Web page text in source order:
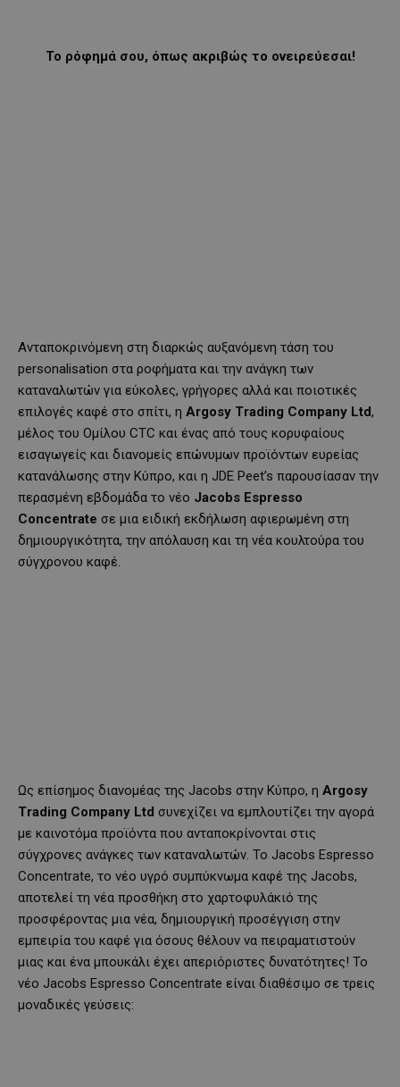
Το ρόφημά σου, όπως ακριβώς το ονειρεύεσαι!
Ανταποκρινόμενη στη διαρκώς αυξανόμενη τάση του
personalisation στα ροφήματα και την ανάγκη των
καταναλωτών για εύκολες, γρήγορες αλλά και ποιοτικές
επιλογές καφέ στο σπίτι, η Argosy Trading Company Ltd,
μέλος του Ομίλου CTC και ένας από τους κορυφαίους
εισαγωγείς και διανομείς επώνυμων προϊόντων ευρείας
κατανάλωσης στην Κύπρο, και η JDE Peet’s παρουσίασαν την
περασμένη εβδομάδα το νέο Jacobs Espresso
Concentrate σε μια ειδική εκδήλωση αφιερωμένη στη
δημιουργικότητα, την απόλαυση και τη νέα κουλτούρα του
σύγχρονου καφέ.
Ως επίσημος διανομέας της Jacobs στην Κύπρο, η Argosy
Trading Company Ltd συνεχίζει να εμπλουτίζει την αγορά
με καινοτόμα προϊόντα που ανταποκρίνονται στις
σύγχρονες ανάγκες των καταναλωτών. Το Jacobs Espresso
Concentrate, το νέο υγρό συμπύκνωμα καφέ της Jacobs,
αποτελεί τη νέα προσθήκη στο χαρτοφυλάκιό της
προσφέροντας μια νέα, δημιουργική προσέγγιση στην
εμπειρία του καφέ για όσους θέλουν να πειραματιστούν
μιας και ένα μπουκάλι έχει απεριόριστες δυνατότητες! Το
νέο Jacobs Espresso Concentrate είναι διαθέσιμο σε τρεις
μοναδικές γεύσεις: